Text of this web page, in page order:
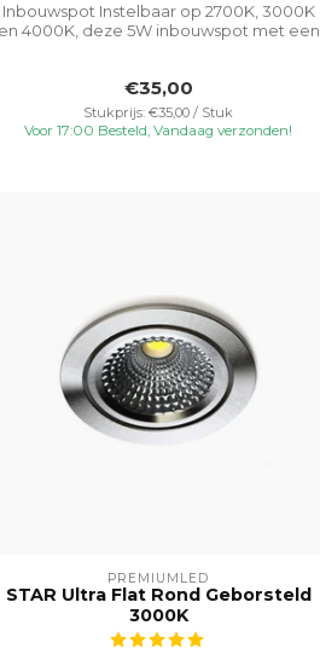
Inbouwspot Instelbaar op 2700K, 3000K
en 4000K, deze 5W inbouwspot met een
€35,00
Stukprijs: €35,00 / Stuk
Voor 17:00 Besteld, Vandaag verzonden!
PREMIUMLED
STAR Ultra Flat Rond Geborsteld
3000K